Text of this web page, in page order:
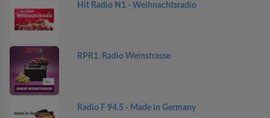
Hit Radio N1 - Weihnachtsradio
RPR1. Radio Weinstrasse
Radio F 94.5 - Made in Germany